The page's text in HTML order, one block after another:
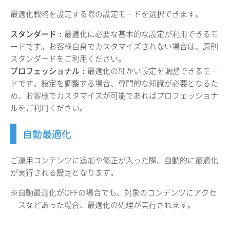
最適化戦略を設定する際の設定モードを選択できます。
スタンダード ：最適化に必要な基本的な設定が利用できるモ
ードです。お客様自身でカスタマイズされない場合は、原則
スタンダードをご利用ください。
プロフェッショナル ：最適化の細かい設定を調整できるモー
ドです。設定を調整する場合、専門的な知識が必要となるた
め、お客様でカスタマイズが可能であればプロフェッショナ
ルをご利用ください。
自動最適化
ご運用コンテンツに追加や修正が入った際、自動的に最適化
が実行される設定となります。
※自動最適化がOFFの場合でも、対象のコンテンツにアクセ
スなどあった場合、最適化の処理が実行されます。